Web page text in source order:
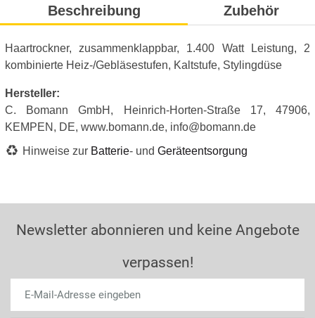
Beschreibung Zubehör
Haartrockner, zusammenklappbar, 1.400 Watt Leistung, 2
kombinierte Heiz-/Gebläsestufen, Kaltstufe, Stylingdüse
Hersteller:
C. Bomann GmbH, Heinrich-Horten-Straße 17, 47906,
KEMPEN, DE, www.bomann.de, info@bomann.de
Hinweise zur Batterie- und Geräteentsorgung
Newsletter abonnieren und keine Angebote
verpassen!